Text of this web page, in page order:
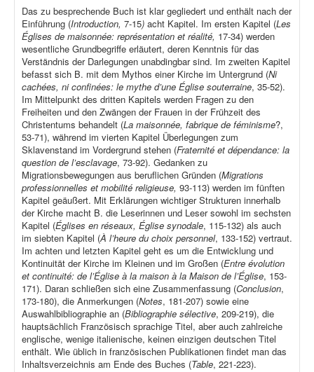
Das zu besprechende Buch ist klar gegliedert und enthält nach der
Einführung (Introduction, 7-15) acht Kapitel. Im ersten Kapitel (Les
Églises de maisonnée: représentation et réalité, 17-34) werden
wesentliche Grundbegriffe erläutert, deren Kenntnis für das
Verständnis der Darlegungen unabdingbar sind. Im zweiten Kapitel
befasst sich B. mit dem Mythos einer Kirche im Untergrund (Ni
cachées, ni confinées: le mythe d’une Église souterraine, 35-52).
Im Mittelpunkt des dritten Kapitels werden Fragen zu den
Freiheiten und den Zwängen der Frauen in der Frühzeit des
Christentums behandelt (La maisonnée, fabrique de féminisme?,
53-71), während im vierten Kapitel Überlegungen zum
Sklavenstand im Vordergrund stehen (Fraternité et dépendance: la
question de l’esclavage, 73-92). Gedanken zu
Migrationsbewegungen aus beruflichen Gründen (Migrations
professionnelles et mobilité religieuse, 93-113) werden im fünften
Kapitel geäußert. Mit Erklärungen wichtiger Strukturen innerhalb
der Kirche macht B. die Leserinnen und Leser sowohl im sechsten
Kapitel (Églises en réseaux, Église synodale, 115-132) als auch
im siebten Kapitel (À l’heure du choix personnel, 133-152) vertraut.
Im achten und letzten Kapitel geht es um die Entwicklung und
Kontinuität der Kirche im Kleinen und im Großen (Entre évolution
et continuité: de l’Église à la maison à la Maison de l’Église, 153-
171). Daran schließen sich eine Zusammenfassung (Conclusion,
173-180), die Anmerkungen (Notes, 181-207) sowie eine
Auswahlbibliographie an (Bibliographie sélective, 209-219), die
hauptsächlich Französisch sprachige Titel, aber auch zahlreiche
englische, wenige italienische, keinen einzigen deutschen Titel
enthält. Wie üblich in französischen Publikationen findet man das
Inhaltsverzeichnis am Ende des Buches (Table, 221-223).